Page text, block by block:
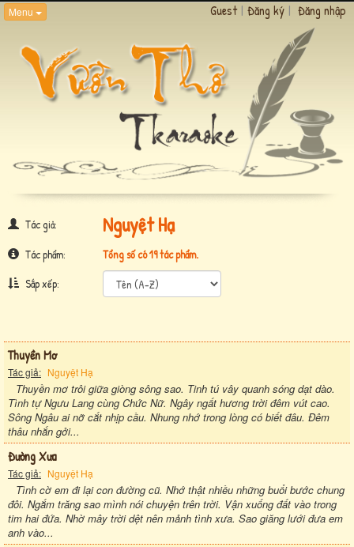
Menu Guest | Đăng ký | Đăng nhập
Tác giả: Nguyệt Hạ
Tác phẩm:
Tổng số có 19 tác phẩm.
Sắp xếp:
Thuyền Mơ
Tác giả: Nguyệt Hạ
Thuyền mơ trôi giữa giòng sông sao. Tinh tú vây quanh sóng dạt dào.
Tình tự Ngưu Lang cùng Chức Nữ. Ngây ngất hương trời đêm vút cao.
Sông Ngâu ai nỡ cắt nhịp cầu. Nhung nhớ trong lòng có biết đâu. Đêm
thâu nhắn gởi...
Đường Xưa
Tác giả: Nguyệt Hạ
Tình cờ em đi lại con đường cũ. Nhớ thật nhiều những buổi bước chung
đôi. Ngắm trăng sao mình nói chuyện trên trời. Vận xuống đất vào trong
tim hai đứa. Nhờ mây trời dệt nên mảnh tình xưa. Sao giăng lưới đưa em
anh vào...